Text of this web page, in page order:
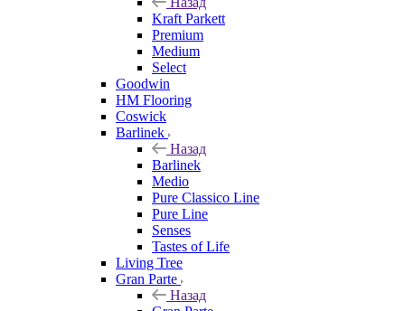
Kraft Parkett
Premium
Medium
Select
Goodwin
HM Flooring
Coswick
Barlinek
Назад
Barlinek
Medio
Pure Classico Line
Pure Line
Senses
Tastes of Life
Living Tree
Gran Parte
Назад